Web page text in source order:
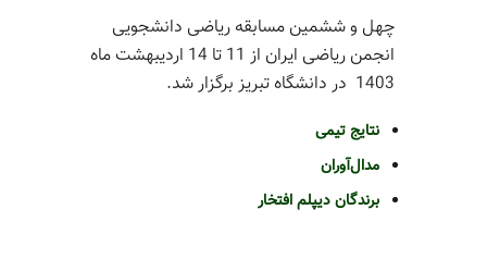
چهل و ششمین مسابقه ریاضی دانشجویی
انجمن ریاضی ایران از 11 تا 14 اردیبهشت ماه
1403 در دانشگاه تبریز برگزار شد.
نتایج تیمی
مدال‌آوران
برندگان دیپلم افتخار